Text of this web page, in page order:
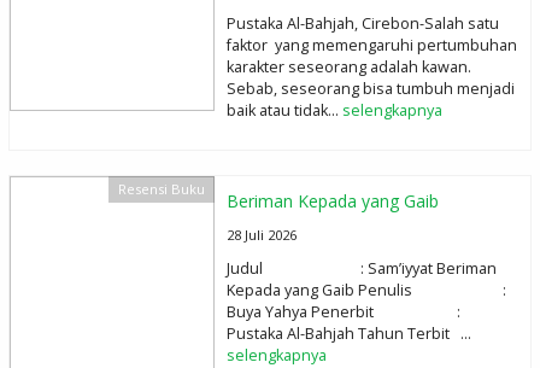
Pustaka Al-Bahjah, Cirebon-Salah satu
faktor yang memengaruhi pertumbuhan
karakter seseorang adalah kawan.
Sebab, seseorang bisa tumbuh menjadi
baik atau tidak... selengkapnya
Resensi Buku
Beriman Kepada yang Gaib
28 Juli 2026
Judul : Sam’iyyat Beriman
Kepada yang Gaib Penulis :
Buya Yahya Penerbit :
Pustaka Al-Bahjah Tahun Terbit ...
selengkapnya